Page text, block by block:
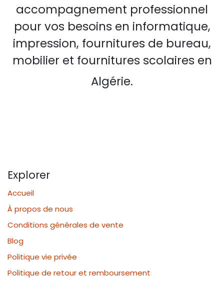
accompagnement professionnel
pour vos besoins en informatique,
impression, fournitures de bureau,
mobilier et fournitures scolaires en
Algérie.
Explorer
Accueil
À propos de nous
Conditions générales de vente
Blog
Politique vie privée
Politique de retour et remboursement